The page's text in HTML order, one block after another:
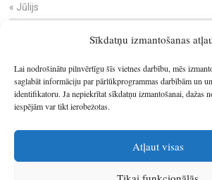
Sīkdatņu izmantošanas
Lai nodrošinātu pilnvērtīgu šīs vietnes darbību, mēs
saglabāt informāciju par pārlūkprogrammas darbībām un
identifikatoru. Ja nepiekrītat sīkdatņu izmantošanai, dažas
iespējām var tikt ierobežotas.
Atļaut visas
« Jūlijs
29 30 31
12 14
17
18 19 20 21
24
25 26
31
1 2 3 4